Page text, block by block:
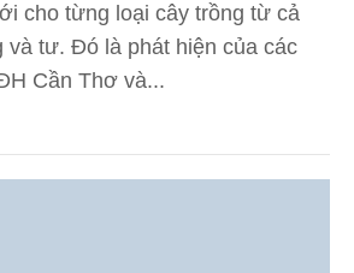
cho từng loại cây trồng từ cả
và tư. Đó là phát hiện của các
Cần Thơ và...